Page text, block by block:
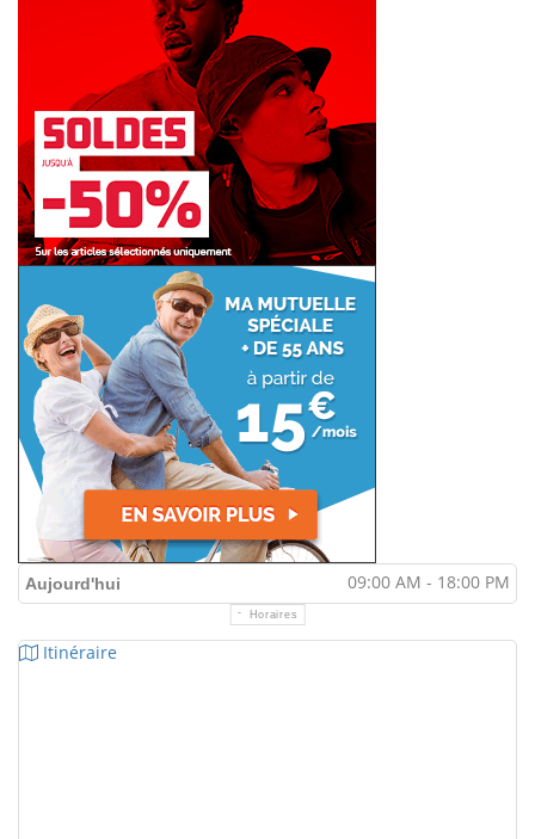
Aujourd'hui 09:00 AM - 18:00 PM
Horaires
Itinéraire